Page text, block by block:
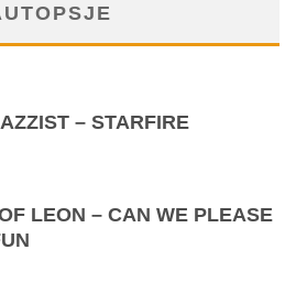
– STARFIRE
LEON – CAN WE PLEASE